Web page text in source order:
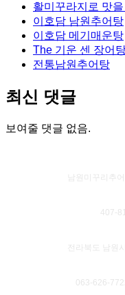
활미꾸라지로 맛
이호담 남원추어탕
이호담 메기매운탕
The 기운 센 장어
전통남원추어탕
최신 댓글
보여줄 댓글 없음.
남원미꾸리추
407-
전라북도 남원
063-626-